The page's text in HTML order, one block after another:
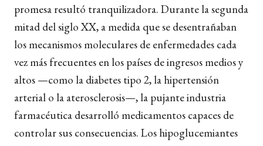
promesa resultó tranquilizadora. Durante la segunda
mitad del siglo XX, a medida que se desentrañaban
los mecanismos moleculares de enfermedades cada
vez más frecuentes en los países de ingresos medios y
altos —como la diabetes tipo 2, la hipertensión
arterial o la aterosclerosis—, la pujante industria
farmacéutica desarrolló medicamentos capaces de
controlar sus consecuencias. Los hipoglucemiantes